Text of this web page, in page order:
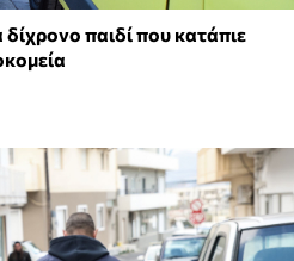
δίχρονο παιδί που κατάπιε